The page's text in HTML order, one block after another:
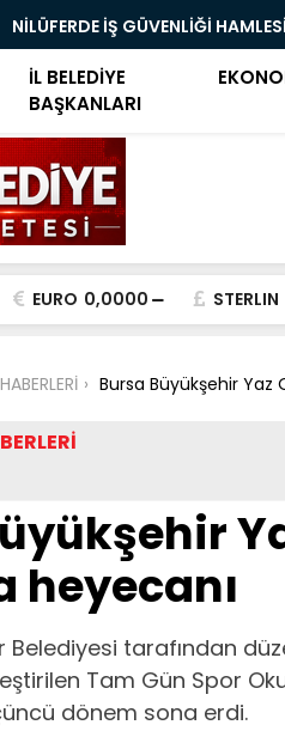
NİLÜFERDE İŞ GÜVENLİĞİ
EĞİTİMİ
İL BELEDİYE
BAŞKANLARI
EURO 0,0000 STERLIN
Bursa Büyükşehir Yaz
heyecanı
Belediyesi tarafından
Tam Gün Spor
dönem sona erdi.